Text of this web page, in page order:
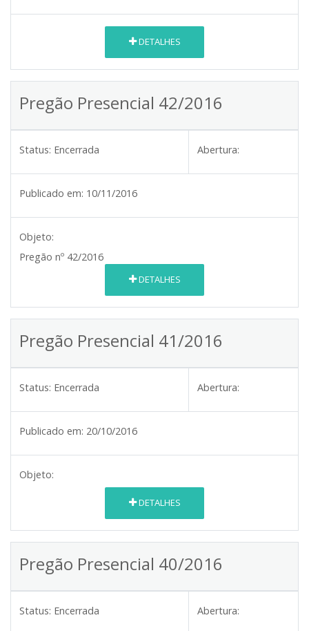
DETALHES
Pregão Presencial 42/2016
Status: Encerrada Abertura:
Publicado em: 10/11/2016
Objeto:
Pregão nº 42/2016
DETALHES
Pregão Presencial 41/2016
Status: Encerrada Abertura:
Publicado em: 20/10/2016
Objeto:
DETALHES
Pregão Presencial 40/2016
Status: Encerrada Abertura: